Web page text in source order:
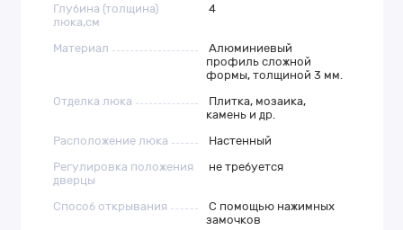
Глубина (толщина)
люка,см
4
Материал
Алюминиевый
профиль сложной
формы, толщиной 3 мм.
Отделка люка
Плитка, мозаика,
камень и др.
Расположение люка
Настенный
Регулировка положения
дверцы
не требуется
Способ открывания
С помощью нажимных
замочков